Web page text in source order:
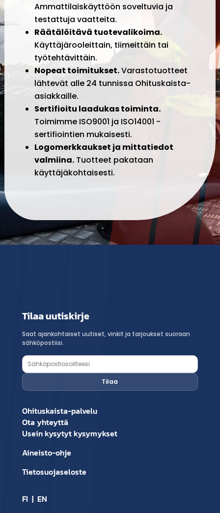
Ammattilaiskäyttöön soveltuvia ja
testattuja vaatteita.
Räätälöitävä tuotevalikoima.
Käyttäjärooleittain, tiimeittäin tai
työtehtävittäin.
Nopeat toimitukset.Varastotuotteet
lähtevät alle 24 tunnissa Ohituskaista-
asiakkaille.
Sertifioitu laadukas toiminta.
Toimimme ISO9001 ja ISO14001 -
sertifiointien mukaisesti.
Logomerkkaukset ja mittatiedot
valmiina.Tuotteet pakataan
käyttäjäkohtaisesti.
Tilaa uutiskirje
Saat ajankohtaiset uutiset, vinkit ja tarjoukset suoraan
sähköpostiisi.
Ohituskaista-palvelu
Ota yhteyttä
Usein kysytyt kysymykset
Aineisto-ohje
Tietosuojaseloste
FI | EN